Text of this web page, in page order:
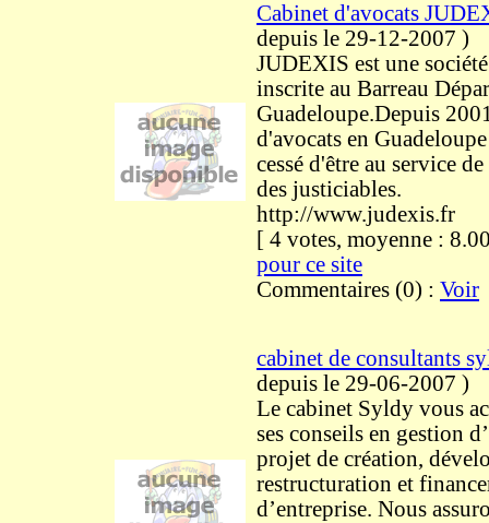
Cabinet d'avocats
depuis le 29-12-2007 )
JUDEXIS est une
inscrite au Barreau
Guadeloupe.Depuis
d'avocats en
cessé d'être au service
des justiciables.
http://www.judexis.fr
[ 4 votes, moyenne :
pour ce site
Commentaires (0) : Voir
cabinet de consultants
depuis le 29-06-2007 )
Le cabinet Syldy vous
ses conseils en gestion
projet de création,
restructuration et
d’entreprise. Nous